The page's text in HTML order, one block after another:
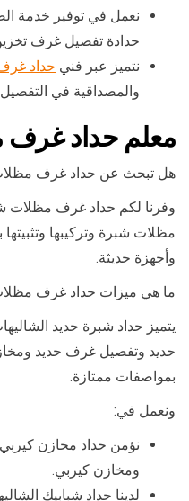
نعمل في توفير خدمة
حدادة تفصيل غرف
نتميز عبر فني حداد
والمصداقية في
معلم حداد
هل تبحث عن حداد غرف
وفرنا لكم حداد غرف
مظلات شبرة وتركيبها
وأجهزة حديثة.
ما هي ميزات حداد غرف
يتميز حداد شبرة حديد
حديد وتفصيل غرف حديد
بمواصفات ممتازة.
ونعمل في:
نؤمن حداد مخازن
ومخازن كيربي.
لدينا حداد شبابيك